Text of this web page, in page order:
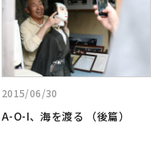
2015/06/30
A-O-I、海を渡る （後篇）
る:A-
O-
I、
海
を